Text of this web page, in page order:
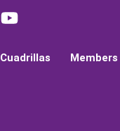
Cuadrillas Members